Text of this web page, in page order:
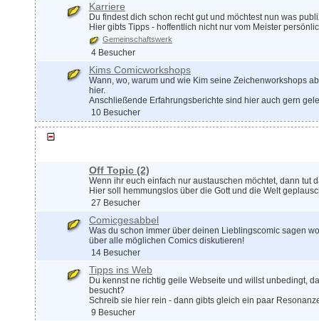
Karriere
Du findest dich schon recht gut und möchtest nun was
Hier gibts Tipps - hoffentlich nicht nur vom Meister
Gemeinschaftswerk
4 Besucher
Kims Comicworkshops
Wann, wo, warum und wie Kim seine Zeichenworkshops
hier.
Anschließende Erfahrungsberichte sind hier auch gern
10 Besucher
Off Topic (2)
Wenn ihr euch einfach nur austauschen möchtet, dann tut
Hier soll hemmungslos über die Gott und die Welt
27 Besucher
Comicgesabbel
Was du schon immer über deinen Lieblingscomic sagen
über alle möglichen Comics diskutieren!
14 Besucher
Tipps ins Web
Du kennst ne richtig geile Webseite und willst unbedingt,
besucht?
Schreib sie hier rein - dann gibts gleich ein paar
9 Besucher